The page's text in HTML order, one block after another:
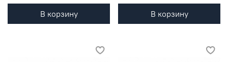
В корзину В корзину